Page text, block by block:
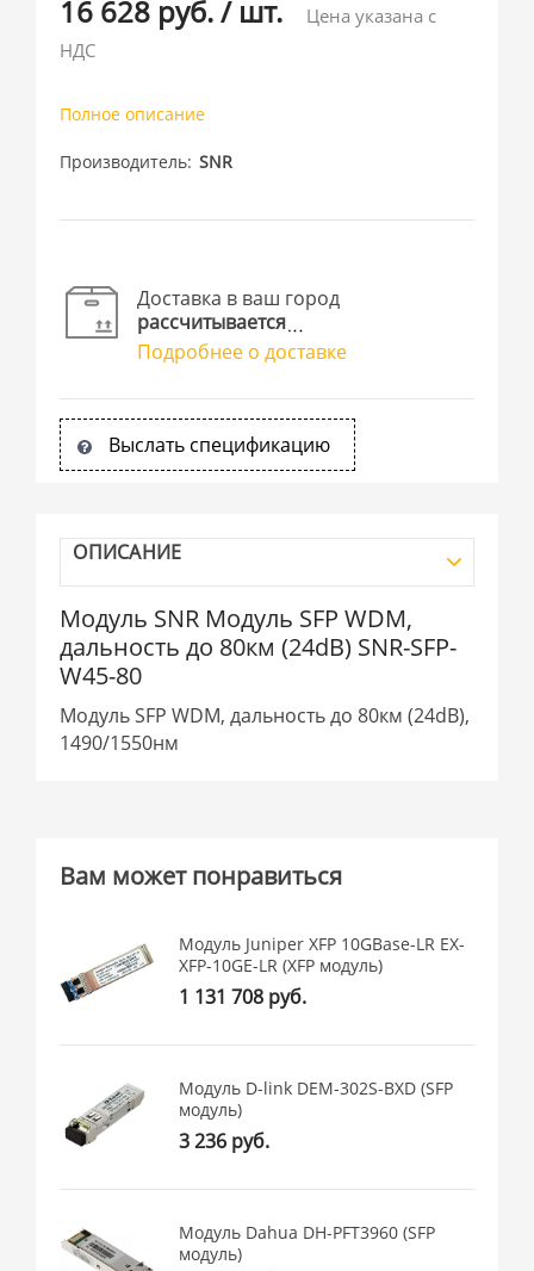
16 628 руб./ шт.
Цена указана с
НДС
Полное описание
Производитель SNR
Доставка в ваш город
рассчитывается
Подробнее о доставке
Выслать спецификацию
ОПИСАНИЕ
Модуль SNR Модуль SFP WDM,
дальность до 80км (24dB) SNR-SFP-
W45-80
Модуль SFP WDM, дальность до 80км (24dB),
1490/1550нм
Вам может понравиться
Модуль Juniper XFP 10GBase-LR EX-
XFP-10GE-LR (XFP модуль)
1 131 708 руб.
Модуль D-link DEM-302S-BXD (SFP
модуль)
3 236 руб.
Модуль Dahua DH-PFT3960 (SFP
модуль)